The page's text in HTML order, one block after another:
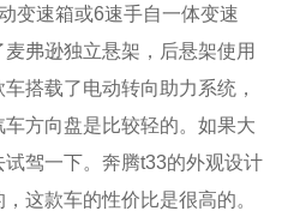
变速箱或6速手自一体变速
弗逊独立悬架，后悬架使用
搭载了电动转向助力系统，
方向盘是比较轻的。如果大
驾一下。奔腾t33的外观设计
这款车的性价比是很高的。